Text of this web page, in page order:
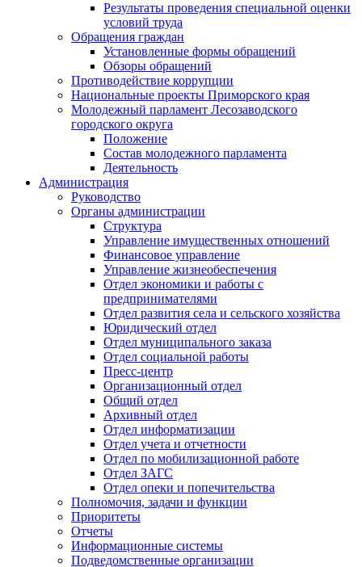
Результаты проведения специальной оценки
условий труда
Обращения граждан
Установленные формы обращений
Обзоры обращений
Противодействие коррупции
Национальные проекты Приморского края
Молодежный парламент Лесозаводского
городского округа
Положение
Состав молодежного парламента
Деятельность
Администрация
Руководство
Органы администрации
Структура
Управление имущественных отношений
Финансовое управление
Управление жизнеобеспечения
Отдел экономики и работы с
предпринимателями
Отдел развития села и сельского хозяйства
Юридический отдел
Отдел муниципального заказа
Отдел социальной работы
Пресс-центр
Организационный отдел
Общий отдел
Архивный отдел
Отдел информатизации
Отдел учета и отчетности
Отдел по мобилизационной работе
Отдел ЗАГС
Отдел опеки и попечительства
Полномочия, задачи и функции
Приоритеты
Отчеты
Информационные системы
Подведомственные организации